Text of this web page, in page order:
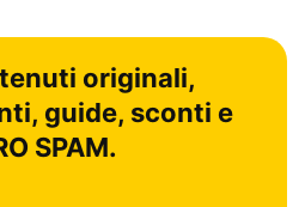
originali,
guide, sconti e
SPAM.